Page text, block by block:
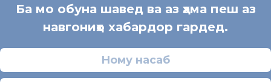
Ба мо обуна шавед ва аз ҳама пеш аз
навгониҳо хабардор гардед.